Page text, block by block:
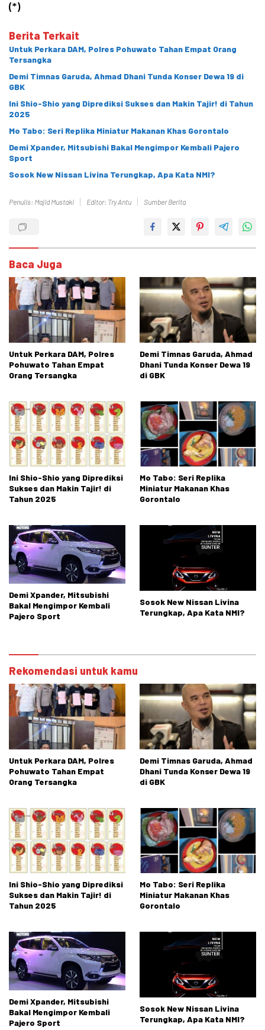
(*)
Berita Terkait
Untuk Perkara DAM, Polres Pohuwato Tahan Empat Orang
Tersangka
Demi Timnas Garuda, Ahmad Dhani Tunda Konser Dewa 19 di
GBK
Ini Shio-Shio yang Diprediksi Sukses dan Makin Tajir! di Tahun
2025
Mo Tabo: Seri Replika Miniatur Makanan Khas Gorontalo
Demi Xpander, Mitsubishi Bakal Mengimpor Kembali Pajero
Sport
Sosok New Nissan Livina Terungkap, Apa Kata NMI?
Penulis: Majid Mustaki Editor: Try Antu Sumber Berita
Baca Juga
Untuk Perkara DAM, Polres
Pohuwato Tahan Empat
Orang Tersangka
Demi Timnas Garuda, Ahmad
Dhani Tunda Konser Dewa 19
di GBK
Ini Shio-Shio yang Diprediksi
Sukses dan Makin Tajir! di
Tahun 2025
Mo Tabo: Seri Replika
Miniatur Makanan Khas
Gorontalo
Demi Xpander, Mitsubishi
Bakal Mengimpor Kembali
Pajero Sport
Sosok New Nissan Livina
Terungkap, Apa Kata NMI?
Rekomendasi untuk kamu
Untuk Perkara DAM, Polres
Pohuwato Tahan Empat
Orang Tersangka
Demi Timnas Garuda, Ahmad
Dhani Tunda Konser Dewa 19
di GBK
Ini Shio-Shio yang Diprediksi
Sukses dan Makin Tajir! di
Tahun 2025
Mo Tabo: Seri Replika
Miniatur Makanan Khas
Gorontalo
Demi Xpander, Mitsubishi
Bakal Mengimpor Kembali
Pajero Sport
Sosok New Nissan Livina
Terungkap, Apa Kata NMI?